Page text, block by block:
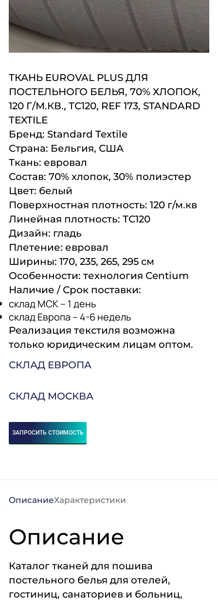
Комплексное
оснащение
Подробнее
Поставка
аксессуаров и
запасных частей
Подробнее
Оборудование
профессиональной
кухни
Подробнее
ТКАНЬ EUROVAL PLUS ДЛЯ
ПОСТЕЛЬНОГО БЕЛЬЯ, 70% ХЛОПОК,
120 Г/М.КВ., ТС120, REF 173, STANDARD
TEXTILE
Бренд: Standard Textile
Страна: Бельгия, США
Ткань: евровал
Состав: 70% хлопок, 30% полиэстер
Цвет: белый
Поверхностная плотность: 120 г/м.кв
Линейная плотность: ТС120
Дизайн: гладь
Плетение: евровал
Ширины: 170, 235, 265, 295 см
Особенности: технология Centium
Наличие / Срок поставки:
склад МСК – 1 день
склад Европа – 4-6 недель
Реализация текстиля возможна
только юридическим лицам оптом.
СКЛАД ЕВРОПА
СКЛАД МОСКВА
ЗАПРОСИТЬ СТОИМОСТЬ
ОписаниеХарактеристики
Описание
Каталог тканей для пошива
постельного белья для отелей,
гостиниц, санаториев и больниц,